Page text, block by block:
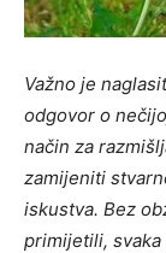
Važno je
odgovor o
način za
zamijeniti
iskustva. Bez
primijetili,